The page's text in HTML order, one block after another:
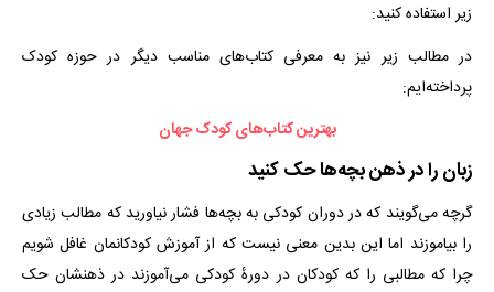
زیر استفاده کنید:
در مطالب زیر نیز به معرفی کتاب‌های مناسب دیگر در حوزه کودک
پرداخته‌ایم:
بهترین کتاب‌های کودک جهان
زبان را در ذهن بچه‌ها حک کنید
گرچه می‌گویند که در دوران کودکی به بچه‌ها فشار نیاورید که مطالب زیادی
را بیاموزند اما این بدین معنی نیست که از آموزش کودکانمان غافل شویم
چرا که مطالبی را که کودکان در دورهٔ کودکی می‌آموزند در ذهنشان حک